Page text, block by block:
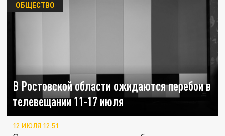
В Ростовской области ожидаются перебои в
телевещании 11-17 июля
ОБЩЕСТВО
12 ИЮЛЯ 12:51